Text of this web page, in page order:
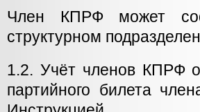
Член КПРФ может
структурном
1.2. Учёт членов КПРФ
партийного билета